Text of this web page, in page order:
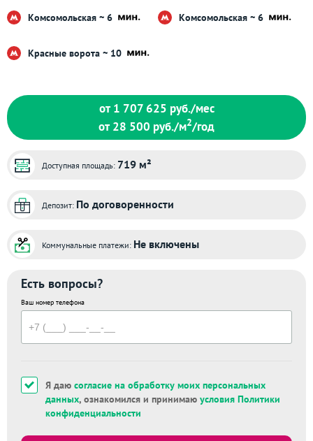
Комсомольская ~ 6 Комсомольская ~ 6
Красные ворота ~ 10
от 1 707 625 руб./мес
от 28 500 руб./м2/год
Доступная площадь: 719 м²
Депозит: По договоренности
Коммунальные платежи: Не включены
Есть вопросы?
Ваш номер телефона
Я даю согласие на обработку моих персональных
данных, ознакомился и принимаю условия Политики
конфиденциальности